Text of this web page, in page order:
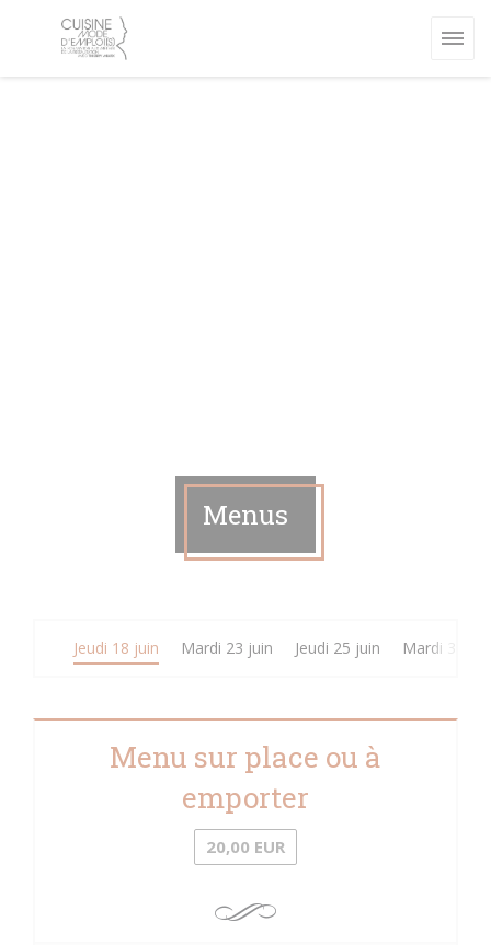
Menus
Jeudi 18 juin Mardi 23 juin Jeudi 25 juin Mardi 30
Menu sur place ou à
emporter
20,00 EUR